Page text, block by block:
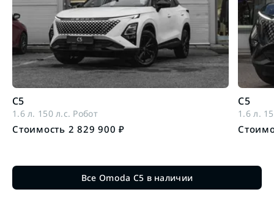
C5
1.6 л. 150 л.с. Робот
Стоимость 2 829 900 ₽
C5
1.6 л.
Все Omoda C5 в наличии